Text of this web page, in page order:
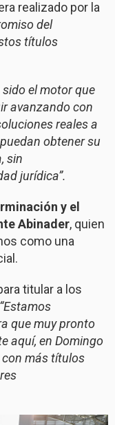
realizado por la
del
títulos
el motor que
avanzando con
reales a
obtener su
sin
jurídica”.
y el
Abinader, quien
como una
titular a los
“Estamos
que muy pronto
aquí, en Domingo
con más títulos